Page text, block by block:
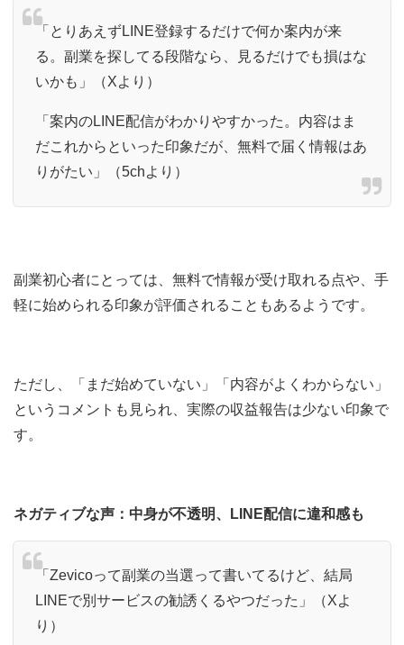
「とりあえずLINE登録するだけで何か案内が来
る。副業を探してる段階なら、見るだけでも損はな
いかも」（Xより）
「案内のLINE配信がわかりやすかった。内容はま
だこれからといった印象だが、無料で届く情報はあ
りがたい」（5chより）
副業初心者にとっては、無料で情報が受け取れる点や、手
軽に始められる印象が評価されることもあるようです。
ただし、「まだ始めていない」「内容がよくわからない」
というコメントも見られ、実際の収益報告は少ない印象で
す。
ネガティブな声：中身が不透明、LINE配信に違和感も
「Zevicoって副業の当選って書いてるけど、結局
LINEで別サービスの勧誘くるやつだった」（Xよ
り）